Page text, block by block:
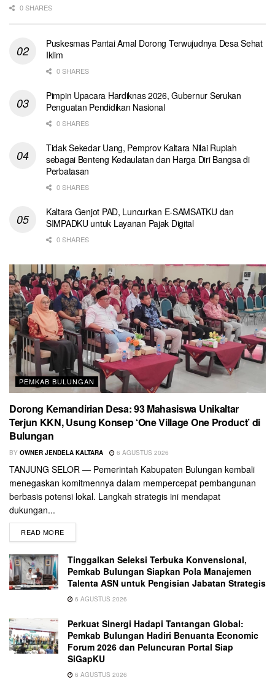
0 SHARES
Puskesmas Pantai Amal Dorong Terwujudnya Desa Sehat
Iklim
0 SHARES
Pimpin Upacara Hardiknas 2026, Gubernur Serukan
Penguatan Pendidikan Nasional
0 SHARES
Tidak Sekedar Uang, Pemprov Kaltara Nilai Rupiah
sebagai Benteng Kedaulatan dan Harga Diri Bangsa di
Perbatasan
0 SHARES
Kaltara Genjot PAD, Luncurkan E-SAMSATKU dan
SIMPADKU untuk Layanan Pajak Digital
0 SHARES
PEMKAB BULUNGAN
Dorong Kemandirian Desa: 93 Mahasiswa Unikaltar
Terjun KKN, Usung Konsep ‘One Village One Product’ di
Bulungan
BY OWNER JENDELA KALTARA 6 AGUSTUS 2026
TANJUNG SELOR — Pemerintah Kabupaten Bulungan kembali
menegaskan komitmennya dalam mempercepat pembangunan
berbasis potensi lokal. Langkah strategis ini mendapat
dukungan...
READ MORE
Tinggalkan Seleksi Terbuka Konvensional,
Pemkab Bulungan Siapkan Pola Manajemen
Talenta ASN untuk Pengisian Jabatan Strategis
6 AGUSTUS 2026
Perkuat Sinergi Hadapi Tantangan Global:
Pemkab Bulungan Hadiri Benuanta Economic
Forum 2026 dan Peluncuran Portal Siap
SiGapKU
6 AGUSTUS 2026